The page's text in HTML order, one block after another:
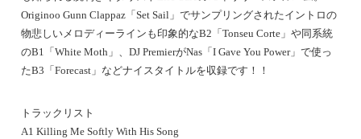
Originoo Gunn Clappaz「Set Sail」でサンプリングされたイントロの
物悲しいメロディーラインも印象的なB2「Tonseu Corte」や同系統
のB1「White Moth」、DJ PremierがNas「I Gave You Power」で使っ
たB3「Forecast」などナイスタイトルを収録です！！
トラックリスト
A1 Killing Me Softly With His Song